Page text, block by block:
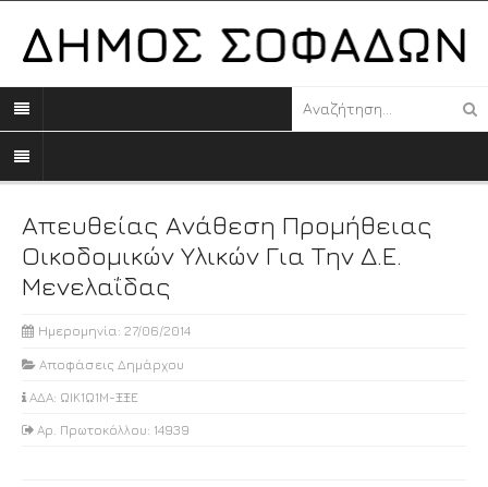
Απευθείας Ανάθεση Προμήθειας
Οικοδομικών Υλικών Για Την Δ.Ε.
Μενελαΐδας
Ημερομηνία: 27/06/2014
Αποφάσεις Δημάρχου
ΑΔΑ: ΩΙΚ1Ω1Μ-ΞΞΕ
Αρ. Πρωτοκόλλου: 14939